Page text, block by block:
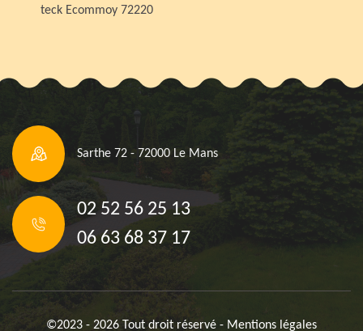
teck Ecommoy 72220
Sarthe 72 - 72000 Le Mans
02 52 56 25 13
06 63 68 37 17
©2023 - 2026 Tout droit réservé - Mentions légales